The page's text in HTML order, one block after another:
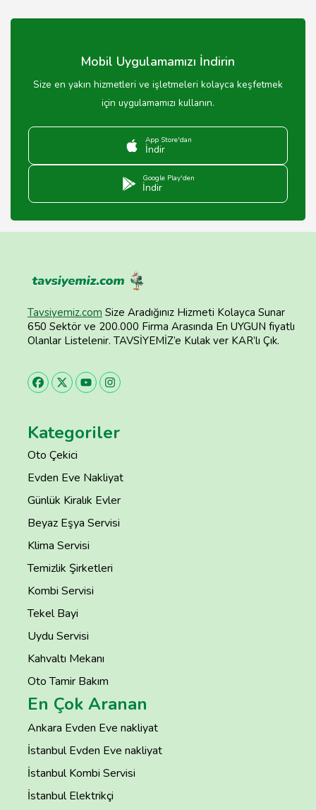
alınmakta ve yine aynı adreste iade edilmektedir.
Mobil Uygulamamızı İndirin
Size en yakın hizmetleri ve işletmeleri kolayca keşfetmek
için uygulamamızı kullanın.
App Store'dan
İndir
Google Play'den
İndir
Tavsiyemiz.com Size Aradığınız Hizmeti Kolayca Sunar
650 Sektör ve 200.000 Firma Arasında En UYGUN fiyatlı
Olanlar Listelenir. TAVSİYEMİZ’e Kulak ver KAR’lı Çık.
Kategoriler
Oto Çekici
Evden Eve Nakliyat
Günlük Kiralık Evler
Beyaz Eşya Servisi
Klima Servisi
Temizlik Şirketleri
Kombi Servisi
Tekel Bayi
Uydu Servisi
Kahvaltı Mekanı
Oto Tamir Bakım
En Çok Aranan
Ankara Evden Eve nakliyat
İstanbul Evden Eve nakliyat
İstanbul Kombi Servisi
İstanbul Elektrikçi